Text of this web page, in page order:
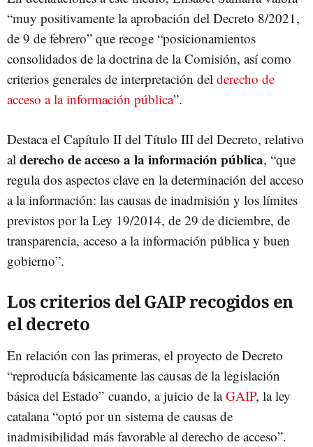
“muy positivamente la aprobación del Decreto 8/2021,
de 9 de febrero” que recoge “posicionamientos
consolidados de la doctrina de la Comisión, así como
criterios generales de interpretación del derecho de
acceso a la información pública”.
Destaca el Capítulo II del Título III del Decreto, relativo
al derecho de acceso a la información pública, “que
regula dos aspectos clave en la determinación del acceso
a la información: las causas de inadmisión y los límites
previstos por la Ley 19/2014, de 29 de diciembre, de
transparencia, acceso a la información pública y buen
gobierno”.
Los criterios del GAIP recogidos en
el decreto
En relación con las primeras, el proyecto de Decreto
“reproducía básicamente las causas de la legislación
básica del Estado” cuando, a juicio de laGAIP, la ley
catalana “optó por un sistema de causas de
inadmisibilidad más favorable al derecho de acceso”.